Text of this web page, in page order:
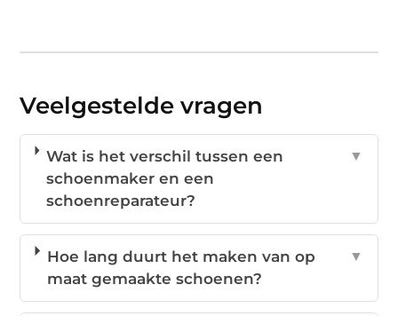
Veelgestelde vragen
Wat is het verschil tussen een
schoenmaker en een
schoenreparateur?
▼
Hoe lang duurt het maken van op
maat gemaakte schoenen?
▼